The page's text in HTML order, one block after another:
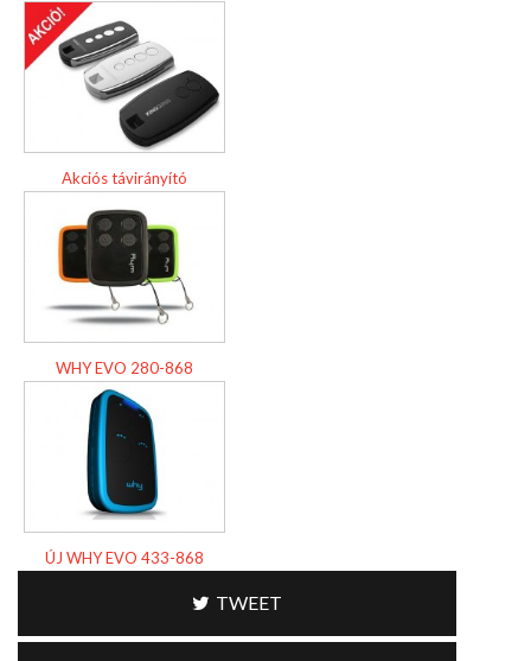
Akciós távirányító
WHY EVO 280-868
ÚJ WHY EVO 433-868
TWEET